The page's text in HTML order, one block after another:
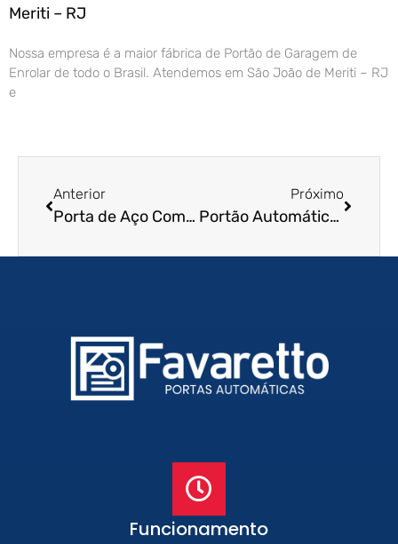
Meriti – RJ
Nossa empresa é a maior fábrica de Portão de Garagem de
Enrolar de todo o Brasil. Atendemos em São João de Meriti – RJ
e
Anterior
Porta de Aço Comercial em Franco da Rocha – SP
Próximo
Portão Automático de Enrolar em Mogi das Cruzes – SP
Funcionamento